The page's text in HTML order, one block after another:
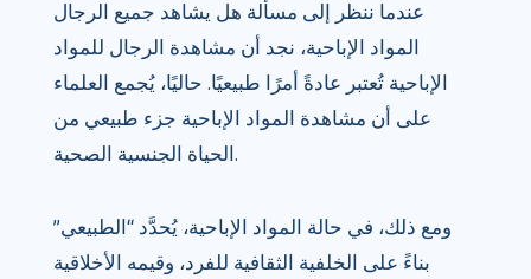
عندما ننظر إلى مسألة هل يشاهد جميع الرجال
المواد الإباحية، نجد أن مشاهدة الرجال للمواد
الإباحية تُعتبر عادةً أمرًا طبيعيًا. حاليًا، يُجمع العلماء
على أن مشاهدة المواد الإباحية جزء طبيعي من
الحياة الجنسية الصحية.
ومع ذلك، في حالة المواد الإباحية، يُحدَّد “الطبيعي”
بناءً على الخلفية الثقافية للفرد، وقيمه الأخلاقية